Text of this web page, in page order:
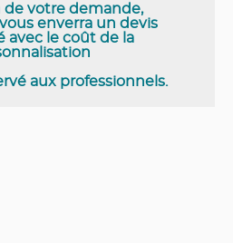
de votre demande,
enverra un devis
avec le coût de la
aux professionnels.